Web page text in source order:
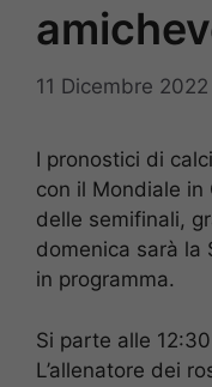
11 Dicembre 2022
I pronostici di
con il Mondiale in
delle semifinali,
domenica sarà la
in programma.
Si parte alle
L’allenatore dei